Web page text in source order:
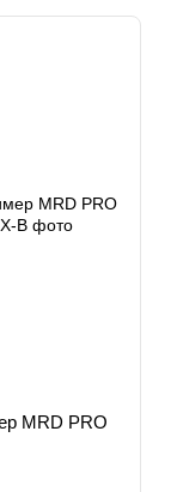
MRD PRO